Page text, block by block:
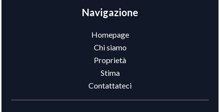
Navigazione
Homepage
Chi siamo
Proprietà
Stima
Contattateci